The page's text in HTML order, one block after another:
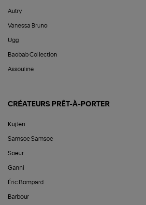
Autry
Vanessa Bruno
Ugg
Baobab Collection
Assouline
CRÉATEURS PRÊT-À-PORTER
Kujten
Samsoe Samsoe
Soeur
Ganni
Éric Bompard
Barbour